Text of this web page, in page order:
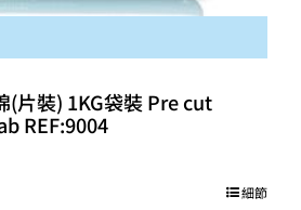
(片裝) 1KG袋裝 Pre cut
REF:9004
細節